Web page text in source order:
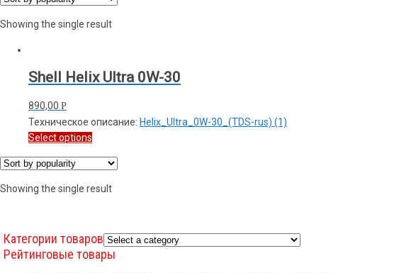
Showing the single result
Shell Helix Ultra 0W-30
890,00 Р
Техническое описание: Helix_Ultra_0W-30_(TDS-rus) (1)
Select options
Showing the single result
Категории товаров
Рейтинговые товары